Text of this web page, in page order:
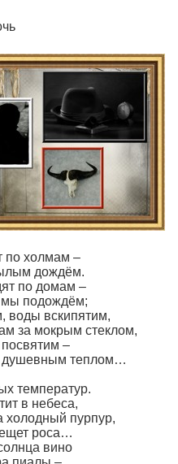
по холмам –
дождём.
по домам –
подождём;
воды вскипятим,
за мокрым стеклом,
–
душевным теплом…
температур.
в небеса,
холодный пурпур,
роса…
вино